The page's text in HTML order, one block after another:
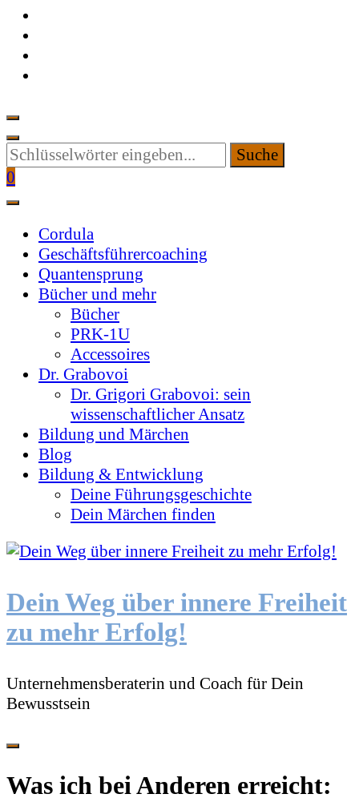
Suchen
Sie
etwas?
0
Cordula
Geschäftsführercoaching
Quantensprung
Bücher und mehr
Bücher
PRK-1U
Accessoires
Dr. Grabovoi
Dr. Grigori Grabovoi: sein
wissenschaftlicher Ansatz
Bildung und Märchen
Blog
Bildung & Entwicklung
Deine Führungsgeschichte
Dein Märchen finden
Dein Weg über innere Freiheit
zu mehr Erfolg!
Unternehmensberaterin und Coach für Dein
Bewusstsein
Was ich bei Anderen erreicht: